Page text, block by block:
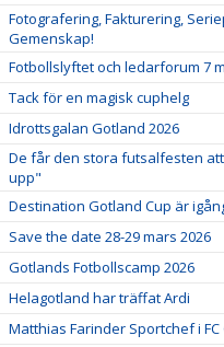
Fotografering, Fakturering,
Gemenskap!
Fotbollslyftet och ledarforum 7
Tack för en magisk cuphelg
Idrottsgalan Gotland 2026
De får den stora futsalfesten
upp"
Destination Gotland Cup är
Save the date 28-29 mars 2026
Gotlands Fotbollscamp 2026
Helagotland har träffat Ardi
Matthias Farinder Sportchef i FC